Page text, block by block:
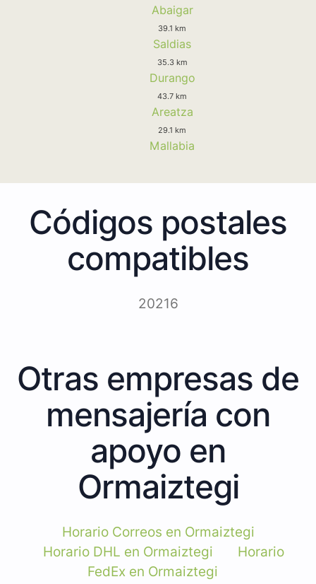
Abaigar
39.1 km
Saldias
35.3 km
Durango
43.7 km
Areatza
29.1 km
Mallabia
Códigos postales
compatibles
20216
Otras empresas de
mensajería con
apoyo en
Ormaiztegi
Horario Correos en Ormaiztegi
Horario DHL en Ormaiztegi
Horario
FedEx en Ormaiztegi